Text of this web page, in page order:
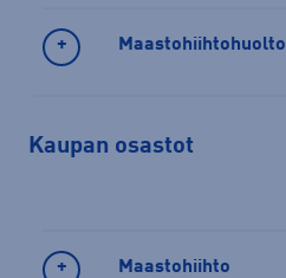
Maastohiihtohuolto
Kaupan osastot
Maastohiihto